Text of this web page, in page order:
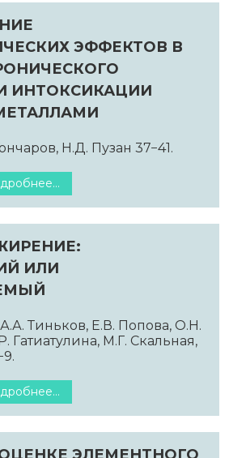
ЭФФЕКТОВ В
ИНТОКСИКАЦИИ
Н.Д. Пузан 37−41.
ИЛИ
Тиньков, Е.В. Попова, О.Н.
Гатиатулина, М.Г. Скальная,